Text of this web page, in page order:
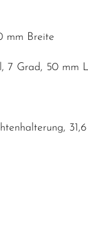
mm Breite
7 Grad, 50 mm